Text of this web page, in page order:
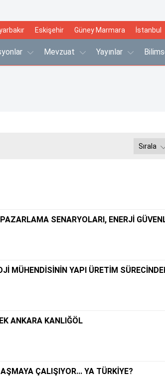
Eskişehir Güney Marmara İstanbul
Mevzuat Yayınlar
Sırala
SENARYOLARI, ENERJİ
MÜHENDİSİNİN YAPI ÜRETİM
ANKARA KANLIĞÖL
ÇALIŞIYOR... YA TÜRKİYE?